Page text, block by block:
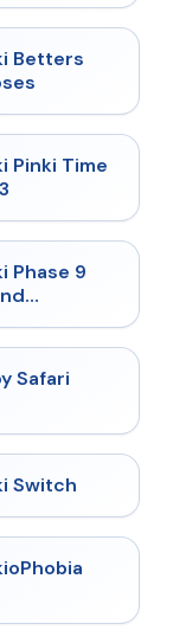
★
Betters
★ 4.9
Pinki Time
★
Phase 9
Safari
★
Switch
★